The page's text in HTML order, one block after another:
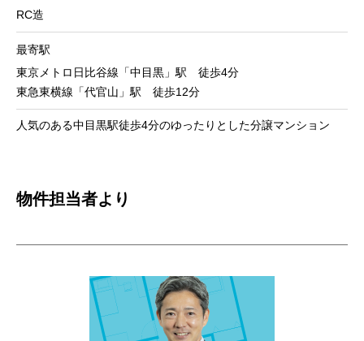
RC造
最寄駅
東京メトロ日比谷線「中目黒」駅 徒歩4分
東急東横線「代官山」駅 徒歩12分
人気のある中目黒駅徒歩4分のゆったりとした分譲マンション
物件担当者より